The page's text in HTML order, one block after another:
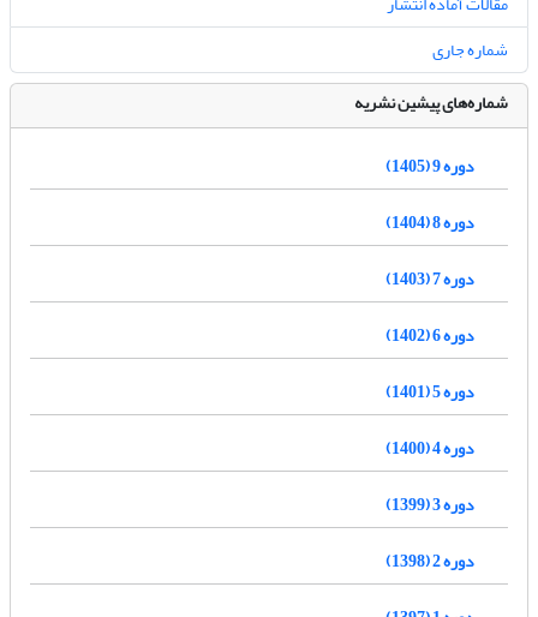
شماره جاری
شماره‌های پیشین نشریه
دوره 9 (1405)
دوره 8 (1404)
دوره 7 (1403)
دوره 6 (1402)
دوره 5 (1401)
دوره 4 (1400)
دوره 3 (1399)
دوره 2 (1398)